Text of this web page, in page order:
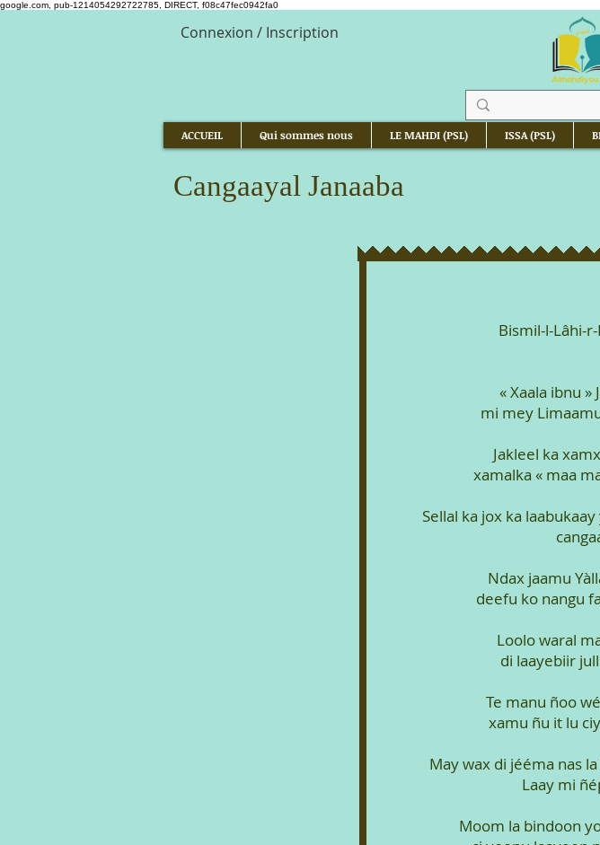
google.com, pub-1214054292722785, DIRECT, f08c47fec0942fa0
Connexion / Inscription
ACCUEIL Qui sommes nous LE MAHDI (PSL) ISSA (PSL)
Cangaayal Janaaba
Bismil-l-Lâhi-
« Xaala ibnu »
mi mey
Jakleel ka
xamalka « maa
Sellal ka jox ka
Ndax jaamu
deefu ko nangu
Loolo waral
di laayebiir
Te manu ñoo
xamu ñu it lu
May wax di jééma nas
Laay mi
Moom la bindoon